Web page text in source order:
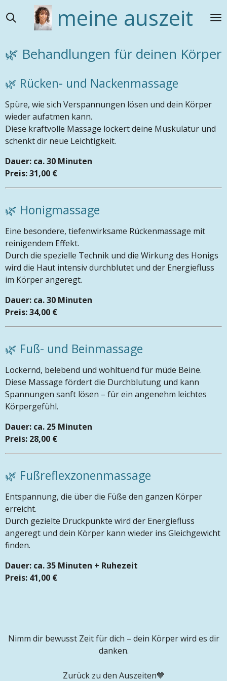
Hauptinhalt
meine auszeit
🌿 Behandlungen für deinen Körper
🌿 Rücken- und Nackenmassage
Spüre, wie sich Verspannungen lösen und dein Körper
wieder aufatmen kann.
Diese kraftvolle Massage lockert deine Muskulatur und
schenkt dir neue Leichtigkeit.
Dauer: ca. 30 Minuten
Preis: 31,00 €
🌿 Honigmassage
Eine besondere, tiefenwirksame Rückenmassage mit
reinigendem Effekt.
Durch die spezielle Technik und die Wirkung des Honigs
wird die Haut intensiv durchblutet und der Energiefluss
im Körper angeregt.
Dauer: ca. 30 Minuten
Preis: 34,00 €
🌿 Fuß- und Beinmassage
Lockernd, belebend und wohltuend für müde Beine.
Diese Massage fördert die Durchblutung und kann
Spannungen sanft lösen – für ein angenehm leichtes
Körpergefühl.
Dauer: ca. 25 Minuten
Preis: 28,00 €
🌿 Fußreflexzonenmassage
Entspannung, die über die Füße den ganzen Körper
erreicht.
Durch gezielte Druckpunkte wird der Energiefluss
angeregt und dein Körper kann wieder ins Gleichgewicht
finden.
Dauer: ca. 35 Minuten + Ruhezeit
Preis: 41,00 €
Nimm dir bewusst Zeit für dich – dein Körper wird es dir
danken.
Zurück zu den Auszeiten💙